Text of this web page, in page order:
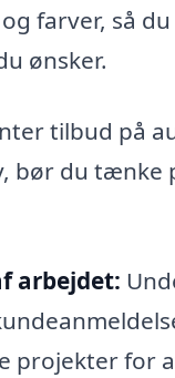
farver, så
ønsker.
tilbud på
bør du tænke
arbejdet:
projekter for